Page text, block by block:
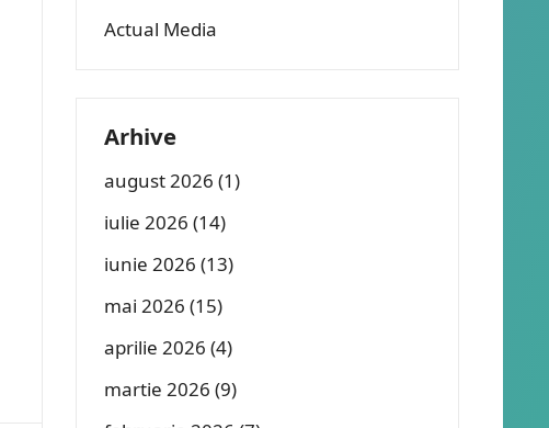
Actual Media
Arhive
august 2026 (1)
iulie 2026 (14)
iunie 2026 (13)
mai 2026 (15)
aprilie 2026 (4)
martie 2026 (9)